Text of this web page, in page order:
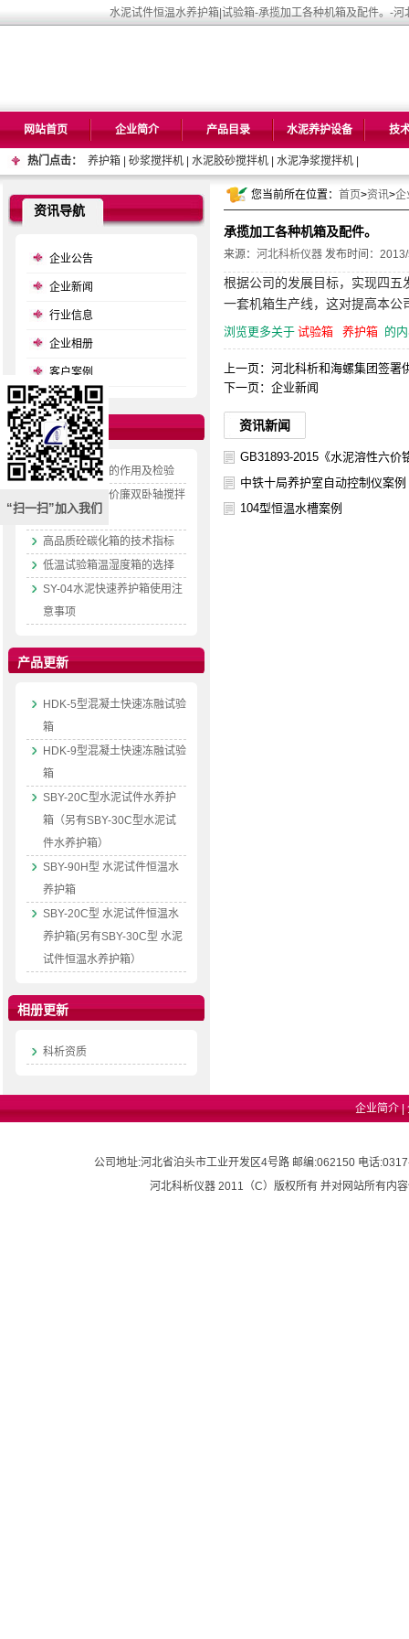
水泥试件恒温水养护箱|试验箱-承揽加工各种机箱及配件。-河
网站首页 企业简介 产品目录 水泥养护设备 技
热门点击： 养护箱 砂浆搅拌机 水泥胶砂搅拌机 水泥净浆搅拌机
您当前所在位置： 首页>资讯>企
承揽加工各种机箱及配件。
来源： 河北科析仪器 发布时间：
根据公司的发展目标，实现四
一套机箱生产线，这对提高本
浏览更多关于 试验箱 养护箱 的
上一页： 河北科析和海螺集团签署
下一页： 企业新闻
资讯新闻
GB31893-2015《水泥溶性六
中铁十局养护室自动控制仪案例
104型恒温水槽案例
资讯导航
企业公告
企业新闻
行业信息
企业相册
客户案例
资料更新
水泥抗压夹具的作用及检验
专业生产质优价廉双卧轴搅拌
机的技术说明
高品质砼碳化箱的技术指标
低温试验箱温湿度箱的选择
SY-04水泥快速养护箱使用注
意事项
产品更新
HDK-5型混凝土快速冻融试验
箱
HDK-9型混凝土快速冻融试验
箱
SBY-20C型水泥试件水养护
箱（另有SBY-30C型水泥试
件水养护箱）
SBY-90H型 水泥试件恒温水
养护箱
SBY-20C型 水泥试件恒温水
养护箱(另有SBY-30C型 水泥
试件恒温水养护箱）
相册更新
科析资质
企业简介 |
公司地址:河北省泊头市工业开发区4号路 邮编:062150 电话
河北科析仪器 2011（C）版权所有 并对网站所有内
“扫一扫”加入我们